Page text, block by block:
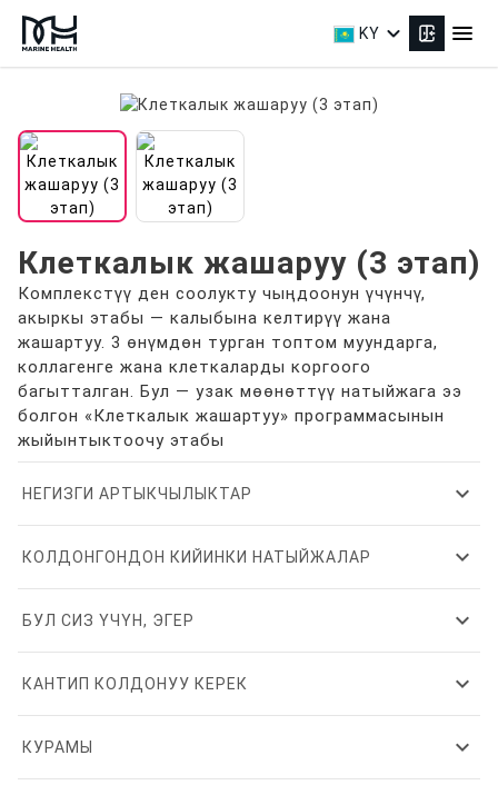
KY expand_more menu
Клеткалык жашаруу (3 этап)
Комплекстүү ден соолукту чыңдоонун үчүнчү,
акыркы этабы — калыбына келтирүү жана
жашартуу. 3 өнүмдөн турган топтом муундарга,
коллагенге жана клеткаларды коргоого
багытталган. Бул — узак мөөнөттүү натыйжага ээ
болгон «Клеткалык жашартуу» программасынын
жыйынтыктоочу этабы
НЕГИЗГИ АРТЫКЧЫЛЫКТАР expand_more
КОЛДОНГОНДОН КИЙИНКИ НАТЫЙЖАЛАР expand_more
БУЛ СИЗ ҮЧҮН, ЭГЕР expand_more
КАНТИП КОЛДОНУУ КЕРЕК expand_more
КУРАМЫ expand_more